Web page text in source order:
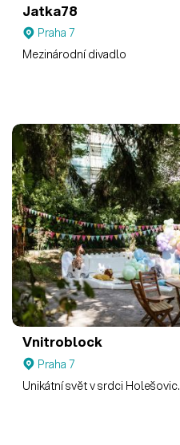
Jatka78
Praha 7
Mezinárodní divadlo
Vnitroblock
Praha 7
Unikátní svět v srdci Holešovic.